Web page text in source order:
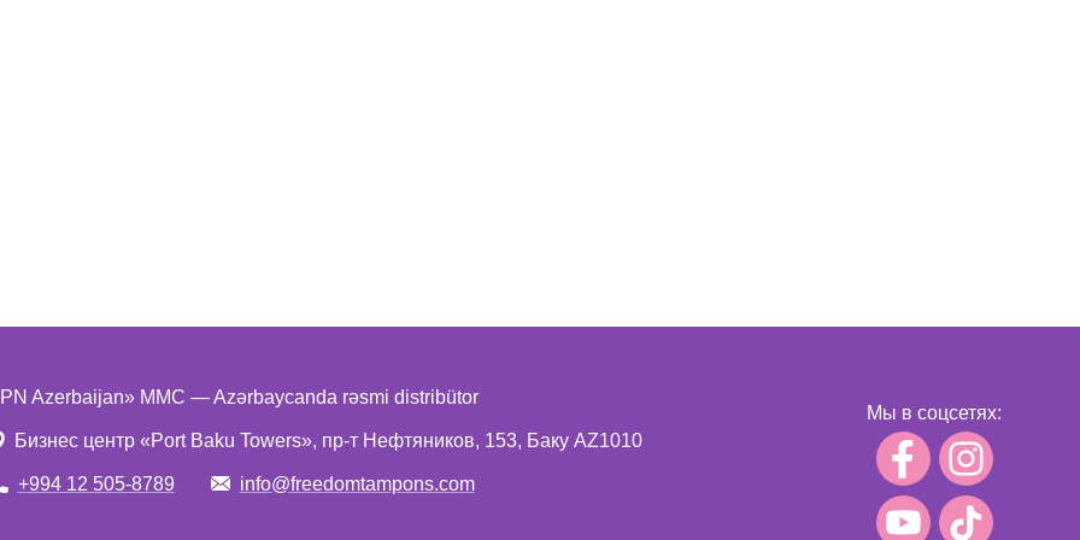
Azerbaijan» MMC — Azərbaycanda rəsmi distribütor
+994 12 505-8789 info@freedomtampons.com
Бизнес центр «Port Baku Towers», пр-т Нефтяников, 153, Баку AZ1010
Мы в соцсетях: